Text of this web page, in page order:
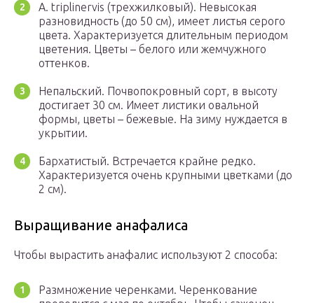
А. triplinervis (трехжилковый). Невысокая
разновидность (до 50 см), имеет листья серого
цвета. Характеризуется длительным периодом
цветения. Цветы – белого или жемчужного
оттенков.
Непальский. Почвопокровный сорт, в высоту
достигает 30 см. Имеет листики овальной
формы, цветы – бежевые. На зиму нуждается в
укрытии.
Бархатистый. Встречается крайне редко.
Характеризуется очень крупными цветками (до
2 см).
Выращивание анафалиса
Чтобы вырастить анафалис используют 2 способа:
Размножение черенками. Черенкование